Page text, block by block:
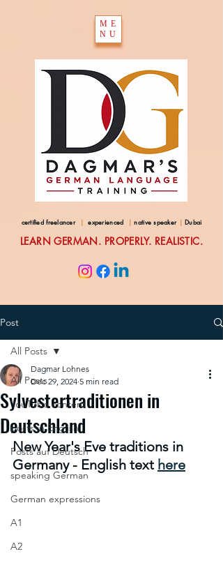
ME
NU
certified freelancer | experienced | native speaker | Dubai
LEARN GERMAN. PROPERLY. REALISTIC.
Post
All Posts
YouTube content
posts in English
Posts auf Deutsch
speaking German
German expressions
A1
A2
All Posts
Sylvestertraditionen in
Deutschland
Dagmar Lohnes
Dec 29, 2024 5 min read
New Year's Eve traditions in
Germany - English text here